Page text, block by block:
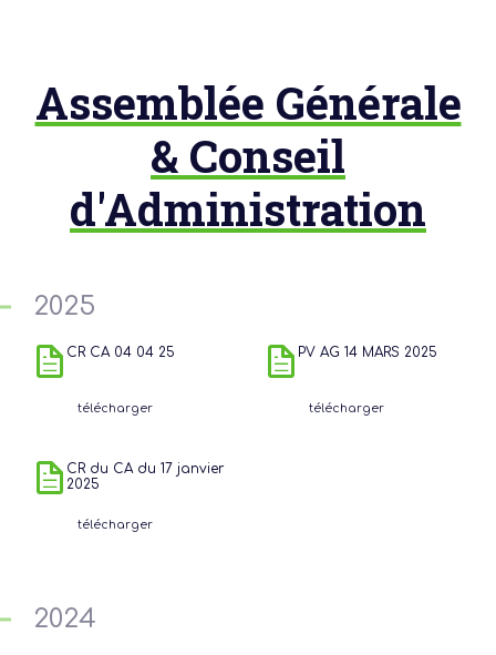
Assemblée Générale
& Conseil
d'Administration
2025
CR CA 04 04 25
télécharger
PV AG 14 MARS 2025
télécharger
CR du CA du 17 janvier
2025
télécharger
2024